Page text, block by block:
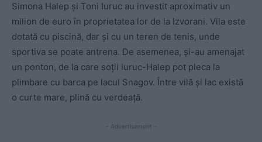
Simona Halep și Toni Iuruc au investit aproximativ un
milion de euro în proprietatea lor de la Izvorani. Vila este
dotată cu piscină, dar și cu un teren de tenis, unde
sportiva se poate antrena. De asemenea, și-au amenajat
un ponton, de la care soții Iuruc-Halep pot pleca la
plimbare cu barca pe lacul Snagov. Între vilă și lac există
o curte mare, plină cu verdeață.
- Advertisement -